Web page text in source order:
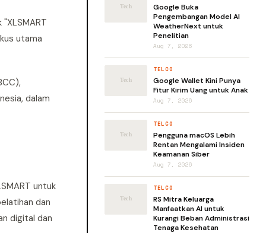
utama
dalam
untuk
dan
digital dan
Google Buka
Pengembangan Model AI
WeatherNext untuk
Penelitian
Aug 7, 2026
TELCO
Google Wallet Kini Punya
Fitur Kirim Uang untuk Anak
Aug 7, 2026
TELCO
Pengguna macOS Lebih
Rentan Mengalami Insiden
Keamanan Siber
Aug 7, 2026
TELCO
RS Mitra Keluarga
Manfaatkan AI untuk
Kurangi Beban Administrasi
Tenaga Kesehatan